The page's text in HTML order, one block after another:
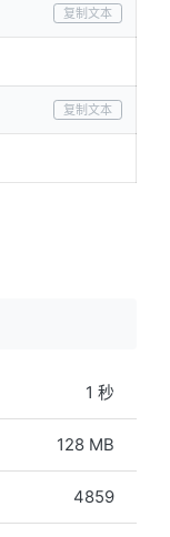
复制文本
复制文本
1 秒
128 MB
4859